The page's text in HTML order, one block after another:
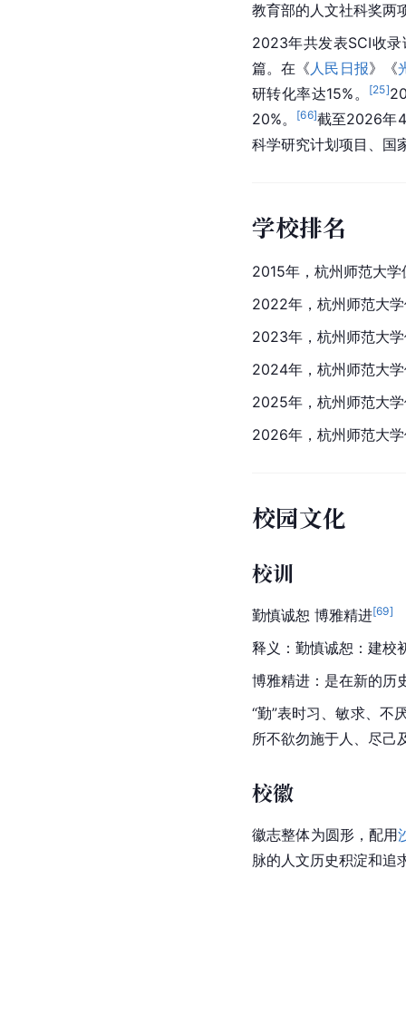
教育部的人文社科奖两
2023年共发表SCI收
篇。在《人民日报》《
研转化率达15%。
[25]
20%。
[66]截至2026年
科学研究计划项目、国
学校排名
2015年，杭州师范大
2022年，杭州师范大
2023年，杭州师范大
2024年，杭州师范大
2025年，杭州师范大
2026年，杭州师范大
校园文化
校训
勤慎诚恕 博雅精进[69]
释义：勤慎诚恕：建校
博雅精进：是在新的历
“勤”表时习、敏求、不
所不欲勿施于人、尽己
校徽
徽志整体为圆形，配用
脉的人文历史积淀和追